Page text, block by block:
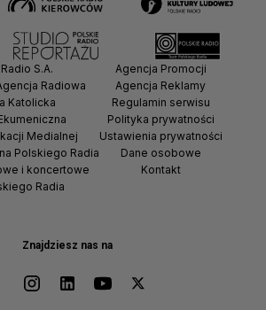
Znajdziesz nas na
S.A.
Radiowa
Katolicka
Medialnej
Polskiego Radia
i koncertowe
Radia
Agencja Promocji
Agencja Reklamy
Regulamin serwisu
Polityka prywatności
Ustawienia prywatności
Dane osobowe
Kontakt